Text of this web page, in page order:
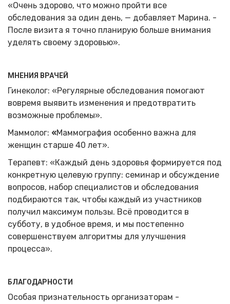
«Очень здорово, что можно пройти все
обследования за один день, — добавляет Марина. -
После визита я точно планирую больше внимания
уделять своему здоровью».
МНЕНИЯ ВРАЧЕЙ
Гинеколог: «Регулярные обследования помогают
вовремя выявить изменения и предотвратить
возможные проблемы».
Маммолог: «Маммография особенно важна для
женщин старше 40 лет».
Терапевт: «Каждый день здоровья формируется под
конкретную целевую группу: семинар и обсуждение
вопросов, набор специалистов и обследования
подбираются так, чтобы каждый из участников
получил максимум пользы. Всё проводится в
субботу, в удобное время, и мы постепенно
совершенствуем алгоритмы для улучшения
процесса».
БЛАГОДАРНОСТИ
Особая признательность организаторам -